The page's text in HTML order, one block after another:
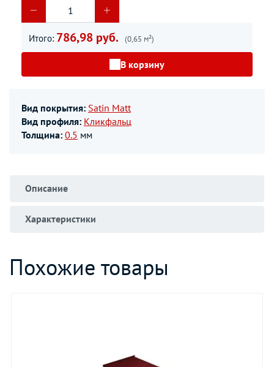
Итого: 786,98 руб. (0,65 м²)
В корзину
Вид покрытия: Satin Matt
Вид профиля: Кликфальц
Толщина: 0.5 мм
Описание
Характеристики
Похожие товары